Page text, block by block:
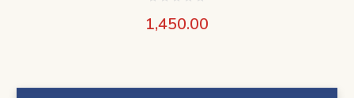
1,450.00